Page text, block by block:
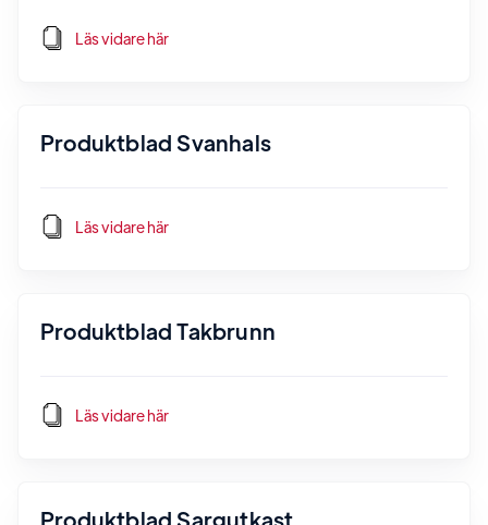
Läs vidare här
Produktblad Svanhals
Läs vidare här
Produktblad Takbrunn
Läs vidare här
Produktblad Sargutkast